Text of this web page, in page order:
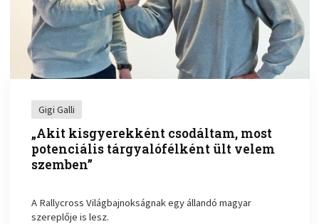
Gigi Galli
„Akit kisgyerekként csodáltam, most
potenciális tárgyalófélként ült velem
szemben”
A Rallycross Világbajnokságnak egy állandó magyar
szereplője is lesz.